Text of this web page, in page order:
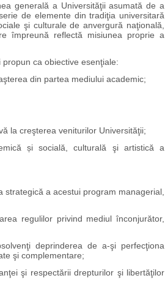
generală a Universităţii asumată de a
de elemente din tradiţia universitară
şi culturale de anvergură naţională,
împreună reflectă misiunea proprie a
ca obiective esenţiale:
din partea mediului academic;
la creşterea veniturilor Universităţii;
și socială, culturală şi artistică a
a acestui program managerial,
regulilor privind mediul înconjurător,
deprinderea de a-şi perfecţiona
şi complementare;
şi respectării drepturilor şi libertăţilor